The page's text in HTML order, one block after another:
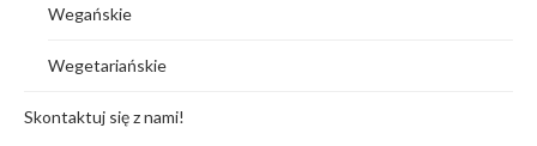
Wegańskie
Wegetariańskie
Skontaktuj się z nami!